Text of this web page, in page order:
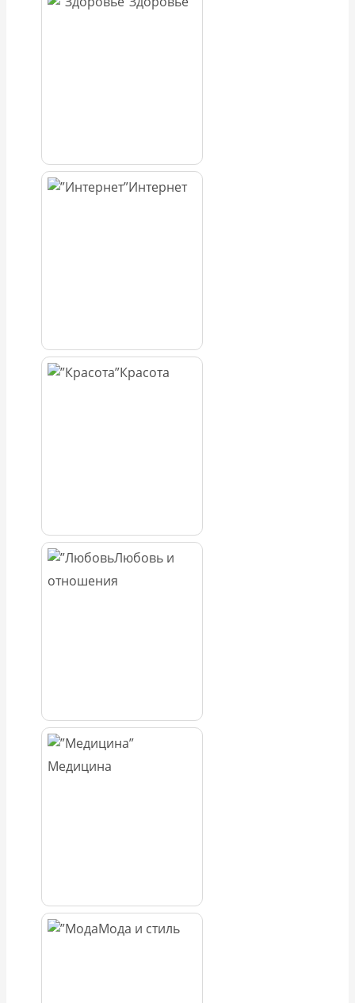
Интернет
Красота
Любовь и
отношения
Медицина
Мода и стиль